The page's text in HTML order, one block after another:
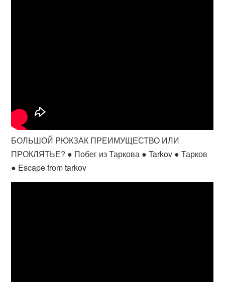
БОЛЬШОЙ РЮКЗАК ПРЕИМУЩЕСТВО ИЛИ
ПРОКЛЯТЬЕ? ● Побег из Таркова ● Tarkov ● Тарков
● Escape from tarkov